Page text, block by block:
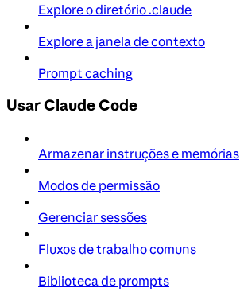
Explore o diretório .claude
Explore a janela de contexto
Prompt caching
Usar Claude Code
Armazenar instruções e memórias
Modos de permissão
Gerenciar sessões
Fluxos de trabalho comuns
Biblioteca de prompts